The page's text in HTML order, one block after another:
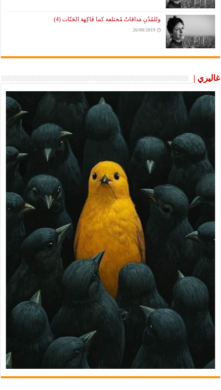
وللمُدُنِ مَذاقاتٌ مُختلفة كما فَاكِهة الجَنّات (4)
26/08/2019
غاليري |